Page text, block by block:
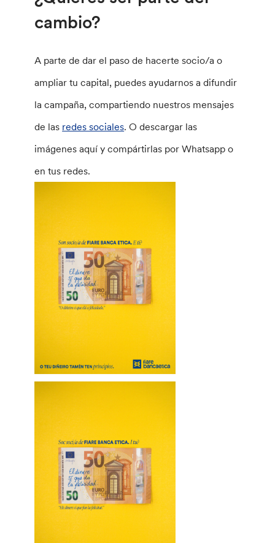
cambio?
A parte de dar el paso de hacerte socio/a o
ampliar tu capital, puedes ayudarnos a difundir
la campaña, compartiendo nuestros mensajes
de las redes sociales. O descargar las
imágenes aquí y compártirlas por Whatsapp o
en tus redes.